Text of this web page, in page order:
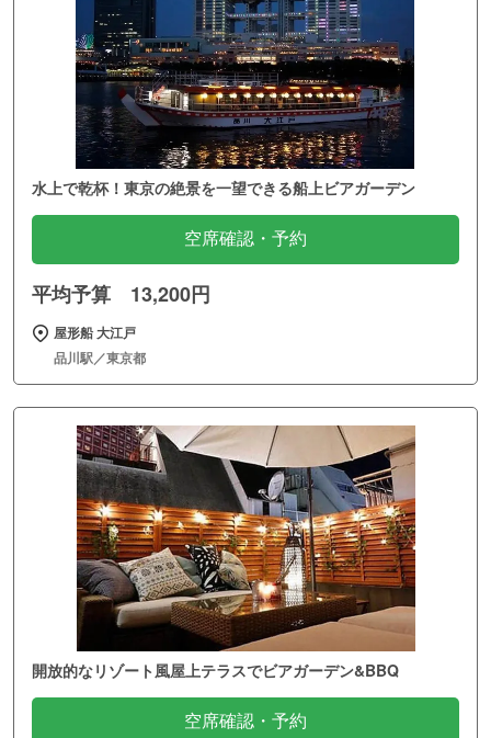
水上で乾杯！東京の絶景を一望できる船上ビアガーデン
空席確認・予約
平均予算 13,200円
屋形船 大江戸
品川駅／東京都
開放的なリゾート風屋上テラスでビアガーデン&BBQ
空席確認・予約